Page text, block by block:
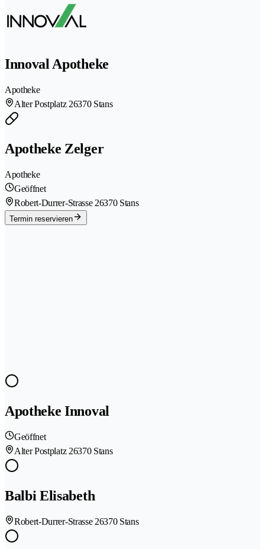
Innoval Apotheke
Apotheke
Alter Postplatz 26370 Stans
Apotheke Zelger
Apotheke
Geöffnet
Robert-Durrer-Strasse 26370 Stans
Termin reservieren
Apotheke Innoval
Geöffnet
Alter Postplatz 26370 Stans
Balbi Elisabeth
Robert-Durrer-Strasse 26370 Stans